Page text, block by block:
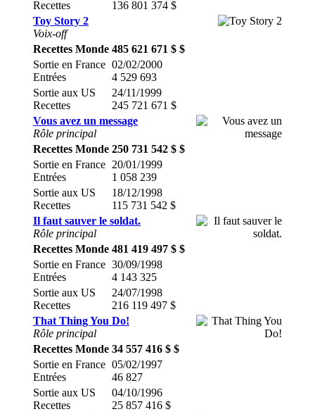
Recettes
136 801 374 $
Toy Story 2
Voix-off
Recettes Monde 485 621 671 $ $
Sortie en France
Entrées
02/02/2000
4 529 693
Sortie aux US
Recettes
24/11/1999
245 721 671 $
Vous avez un message
Rôle principal
Recettes Monde 250 731 542 $ $
Sortie en France
Entrées
20/01/1999
1 058 239
Sortie aux US
Recettes
18/12/1998
115 731 542 $
Il faut sauver le soldat.
Rôle principal
Recettes Monde 481 419 497 $ $
Sortie en France
Entrées
30/09/1998
4 143 325
Sortie aux US
Recettes
24/07/1998
216 119 497 $
That Thing You Do!
Rôle principal
Recettes Monde 34 557 416 $ $
Sortie en France
Entrées
05/02/1997
46 827
Sortie aux US
Recettes
04/10/1996
25 857 416 $